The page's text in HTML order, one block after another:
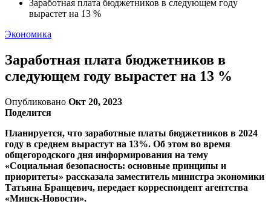
Заработная плата бюджетников в следующем году
вырастет на 13 %
Экономика
Заработная плата бюджетников в
следующем году вырастет на 13 %
Опубликовано Окт 20, 2023
Поделится
Планируется, что заработные платы бюджетников в 2024
году в среднем вырастут на 13%. Об этом во время
общегородского дня информирования на тему
«Социальная безопасность: основные принципы и
приоритеты» рассказала заместитель министра экономики
Татьяна Бранцевич, передает корреспондент агентства
«Минск-Новости».